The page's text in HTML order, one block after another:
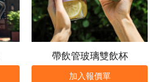
帶飲管玻璃雙飲杯
加入報價單